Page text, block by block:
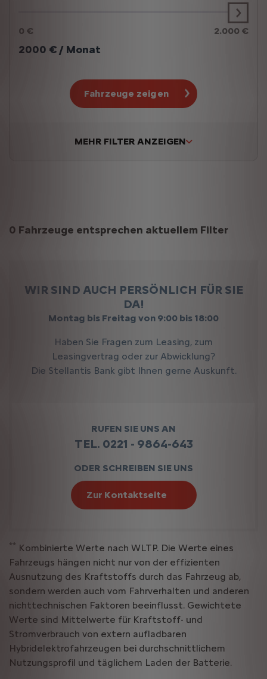
0 € 2.000 €
2000 € / Monat
Fahrzeuge zeigen
MEHR FILTER ANZEIGEN
Suchergebnisse
0 Fahrzeuge entsprechen aktuellem Filter
WIR SIND AUCH PERSÖNLICH FÜR SIE
DA!
Montag bis Freitag von 9:00 bis 18:00
Haben Sie Fragen zum Leasing, zum
Leasingvertrag oder zur Abwicklung?
Die Stellantis Bank gibt Ihnen gerne Auskunft.
RUFEN SIE UNS AN
TEL. 0221 - 9864-643
ODER SCHREIBEN SIE UNS
Zur Kontaktseite
** Kombinierte Werte nach WLTP. Die Werte eines
Fahrzeugs hängen nicht nur von der effizienten
Ausnutzung des Kraftstoffs durch das Fahrzeug ab,
sondern werden auch vom Fahrverhalten und anderen
nichttechnischen Faktoren beeinflusst. Gewichtete
Werte sind Mittelwerte für Kraftstoff- und
Stromverbrauch von extern aufladbaren
Hybridelektrofahrzeugen bei durchschnittlichem
Nutzungsprofil und täglichem Laden der Batterie.